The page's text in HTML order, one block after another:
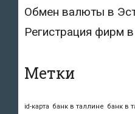
Обмен валюты в
Регистрация фирм
Метки
id-карта банк в таллине банк в